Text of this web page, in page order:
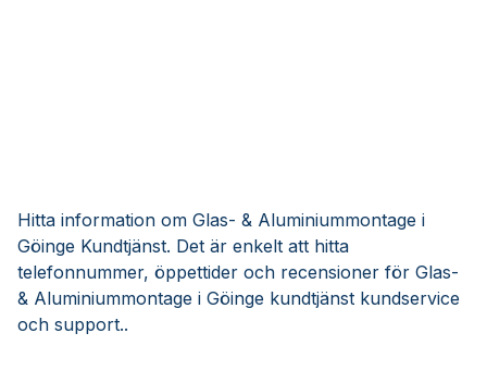
Hitta information om Glas- & Aluminiummontage i
Göinge Kundtjänst. Det är enkelt att hitta
telefonnummer, öppettider och recensioner för Glas-
& Aluminiummontage i Göinge kundtjänst kundservice
och support..